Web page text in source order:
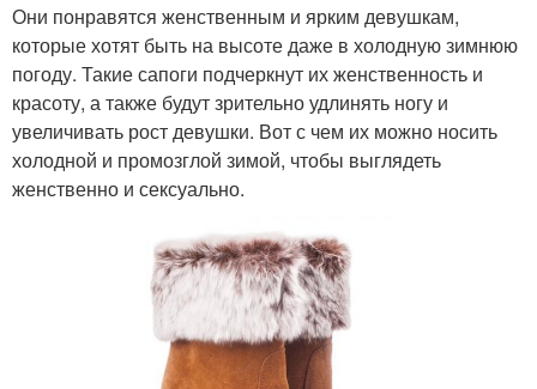
Они понравятся женственным и ярким девушкам,
которые хотят быть на высоте даже в холодную зимнюю
погоду. Такие сапоги подчеркнут их женственность и
красоту, а также будут зрительно удлинять ногу и
увеличивать рост девушки. Вот с чем их можно носить
холодной и промозглой зимой, чтобы выглядеть
женственно и сексуально.